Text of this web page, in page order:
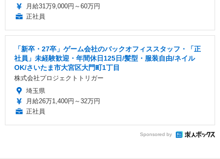
月給31万9,000円～60万円
正社員
「新卒・27卒」ゲーム会社のバックオフィススタッフ・「正
社員」未経験歓迎・年間休日125日/髪型・服装自由/ネイル
OK/さいたま市大宮区大門町1丁目
株式会社プロジェクトトリガー
埼玉県
月給26万1,400円～32万円
正社員
Sponsored by